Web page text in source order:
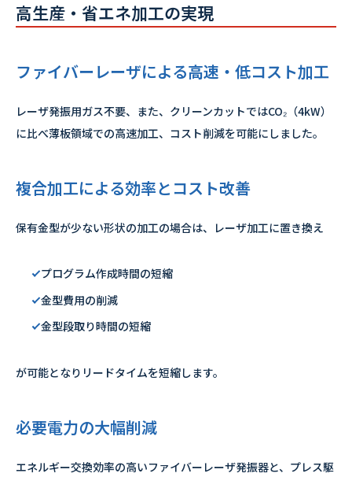
高生産・省エネ加工の実現
ファイバーレーザによる高速・低コスト加工
レーザ発振用ガス不要、また、クリーンカットではCO₂（4kW）
に比べ薄板領域での高速加工、コスト削減を可能にしました。
複合加工による効率とコスト改善
保有金型が少ない形状の加工の場合は、レーザ加工に置き換え
プログラム作成時間の短縮
金型費用の削減
金型段取り時間の短縮
が可能となりリードタイムを短縮します。
必要電力の大幅削減
エネルギー交換効率の高いファイバーレーザ発振器と、プレス駆